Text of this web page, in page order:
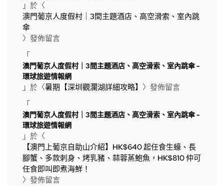
」於〈
澳門葡京人度假村｜3間主題酒店、高空滑索、室內跳
傘
〉發佈留言
「
澳門葡京人度假村｜3間主題酒店、高空滑索、室內跳傘 -
環球旅遊情報網
」於〈暑期【深圳觀瀾湖詳細攻略】 〉發佈留言
「
澳門葡京人度假村｜3間主題酒店、高空滑索、室內跳傘 -
環球旅遊情報網
」於〈
【澳門上葡京自助山介紹】HK$640 起任食生蠔、長
腳蟹、多款刺身、烤乳豬、蒜蓉蒸鮑魚，HK$810 仲可
任食即叫即煮海鮮！
〉發佈留言